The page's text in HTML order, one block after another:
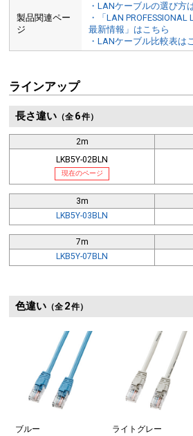
製品関連ペー
ジ
・LANケーブルの選び方
・「LAN
最新情報」はこちら
・LANケーブル比較表は
ラインアップ
長さ違い（全 6件）
2m
LKB5Y-02BLN
現在のページ
3m
LKB5Y-03BLN
7m
LKB5Y-07BLN
色違い（全 2件）
ブルー
ライトグレー